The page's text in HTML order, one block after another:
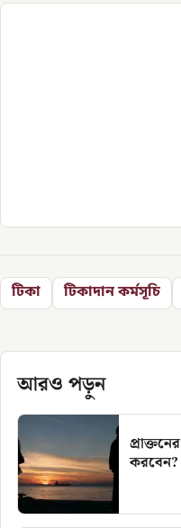
টিকা টিকাদান কর্মসূচি
আরও পড়ুন
করবেন?